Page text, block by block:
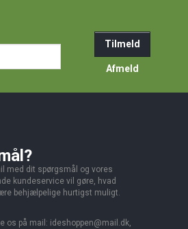
Tilmeld
Afmeld
med dit spørgsmål og vores
kundeservice vil gøre, hvad
behjælpelige hurtigst muligt.
os på mail: ideshoppen@mail.dk,